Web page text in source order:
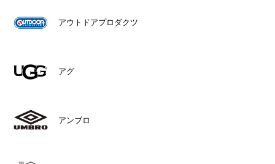
アウトドアプロダクツ
アグ
アンブロ